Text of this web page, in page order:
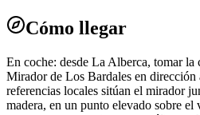
Cómo llegar
En coche: desde La Alberca, tomar la
Mirador de Los Bardales en dirección
referencias locales sitúan el mirador
madera, en un punto elevado sobre